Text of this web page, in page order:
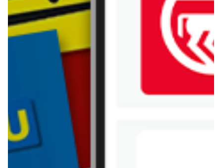
aktualna
Kaufland
od dziś
Oferta od czwartku
WIĘCEJ GAZETEK